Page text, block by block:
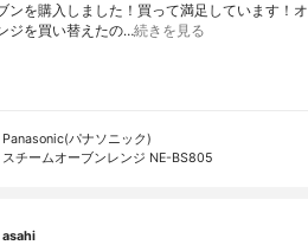
ンを購入しました！買って満足しています！オ
ジを買い替えたの…続きを見る
Panasonic(パナソニック)
スチームオーブンレンジ NE-BS805
asahi